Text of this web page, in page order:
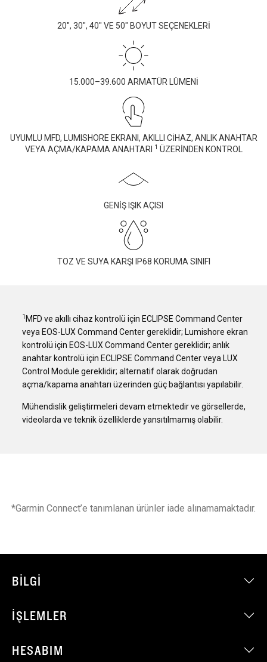
20", 30", 40" VE 50" BOYUT SEÇENEKLERİ
15.000–39.600 ARMATÜR LÜMENİ
UYUMLU MFD, LUMISHORE EKRANI, AKILLI CİHAZ, ANLIK ANAHTAR
VEYA AÇMA/KAPAMA ANAHTARI
1 ÜZERİNDEN KONTROL
GENİŞ IŞIK AÇISI
TOZ VE SUYA KARŞI IP68 KORUMA SINIFI
1 MFD ve akıllı cihaz kontrolü için ECLIPSE Command Center
veya EOS-LUX Command Center gereklidir; Lumishore ekran
kontrolü için EOS-LUX Command Center gereklidir; anlık
anahtar kontrolü için ECLIPSE Command Center veya LUX
Control Module gereklidir; alternatif olarak doğrudan
açma/kapama anahtarı üzerinden güç bağlantısı yapılabilir.
Mühendislik geliştirmeleri devam etmektedir ve görsellerde,
videolarda ve teknik özelliklerde yansıtılmamış olabilir.
*Garmin Connect’e tanımlanan ürünler iade alınamamaktadır.
BILGI
İŞLEMLER
HESABIM